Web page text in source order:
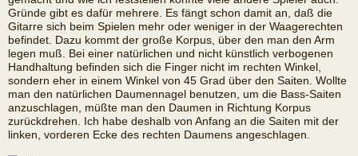
Gründe gibt es dafür mehrere. Es fängt schon damit an, daß die
Gitarre sich beim Spielen mehr oder weniger in der Waagerechten
befindet. Dazu kommt der große Korpus, über den man den Arm
legen muß. Bei einer natürlichen und nicht künstlich verbogenen
Handhaltung befinden sich die Finger nicht im rechten Winkel,
sondern eher in einem Winkel von 45 Grad über den Saiten. Wollte
man den natürlichen Daumennagel benutzen, um die Bass-Saiten
anzuschlagen, müßte man den Daumen in Richtung Korpus
zurückdrehen. Ich habe deshalb von Anfang an die Saiten mit der
linken, vorderen Ecke des rechten Daumens angeschlagen.